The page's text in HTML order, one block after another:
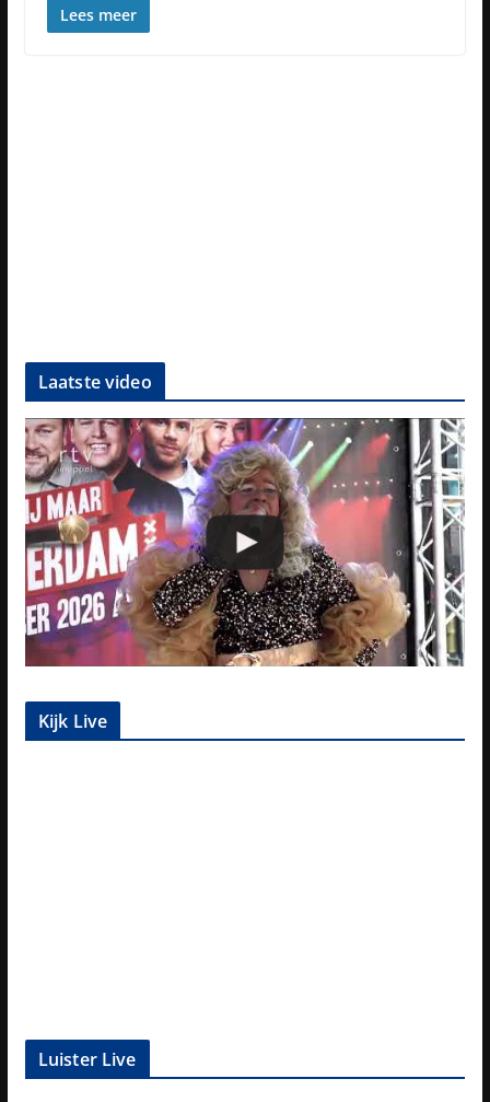
Lees meer
Laatste video
Kijk Live
Luister Live